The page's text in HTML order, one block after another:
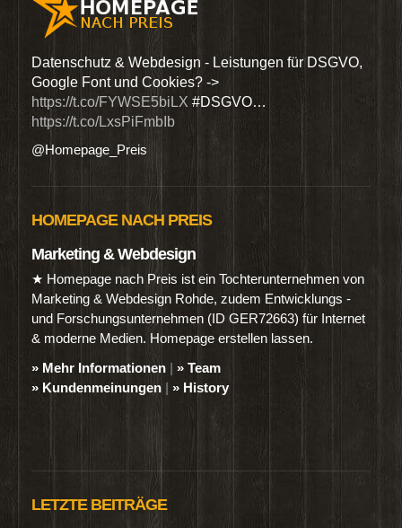
Datenschutz & Webdesign - Leistungen für DSGVO,
Google Font und Cookies? ->
https://t.co/FYWSE5biLX #DSGVO…
https://t.co/LxsPiFmbIb
@Homepage_Preis
HOMEPAGE NACH PREIS
Marketing & Webdesign
★ Homepage nach Preis ist ein Tochterunternehmen von
Marketing & Webdesign Rohde, zudem Entwicklungs -
und Forschungsunternehmen (ID GER72663) für Internet
& moderne Medien. Homepage erstellen lassen.
» Mehr Informationen | » Team
» Kundenmeinungen | » History
LETZTE BEITRÄGE